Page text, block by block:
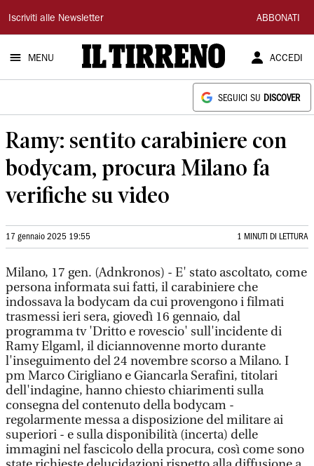
Il
Tirreno
Iscriviti alle Newsletter ABBONATI
MENU ACCEDI
SEGUICI SU DISCOVER
Ramy: sentito carabiniere con
bodycam, procura Milano fa
verifiche su video
17 gennaio 2025 19:55 1 MINUTI DI LETTURA
Milano, 17 gen. (Adnkronos) - E' stato ascoltato, come
persona informata sui fatti, il carabiniere che
indossava la bodycam da cui provengono i filmati
trasmessi ieri sera, giovedì 16 gennaio, dal
programma tv 'Dritto e rovescio' sull'incidente di
Ramy Elgaml, il diciannovenne morto durante
l'inseguimento del 24 novembre scorso a Milano. I
pm Marco Cirigliano e Giancarla Serafini, titolari
dell'indagine, hanno chiesto chiarimenti sulla
consegna del contenuto della bodycam -
regolarmente messa a disposizione del militare ai
superiori - e sulla disponibilità (incerta) delle
immagini nel fascicolo della procura, così come sono